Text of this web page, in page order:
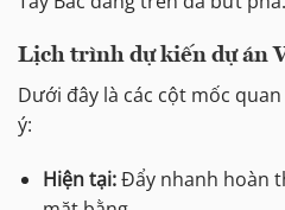
Lịch trình dự kiến dự án
Dưới đây là các cột mốc
ý:
Hiện tại:Đẩy nhanh hoàn